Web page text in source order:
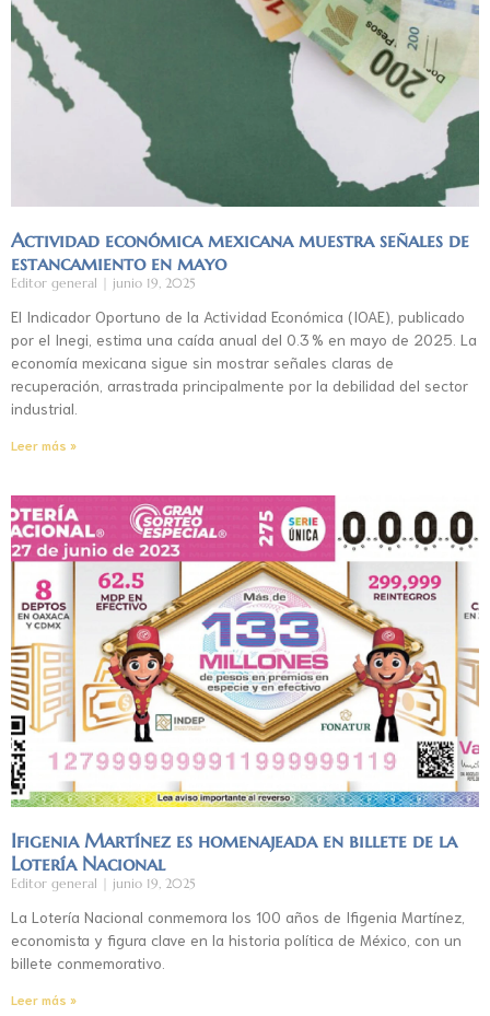
Actividad económica mexicana muestra señales de
estancamiento en mayo
Editor general junio 19, 2025
El Indicador Oportuno de la Actividad Económica (IOAE), publicado
por el Inegi, estima una caída anual del 0.3 % en mayo de 2025. La
economía mexicana sigue sin mostrar señales claras de
recuperación, arrastrada principalmente por la debilidad del sector
industrial.
Leer más »
Ifigenia Martínez es homenajeada en billete de la
Lotería Nacional
Editor general junio 19, 2025
La Lotería Nacional conmemora los 100 años de Ifigenia Martínez,
economista y figura clave en la historia política de México, con un
billete conmemorativo.
Leer más »